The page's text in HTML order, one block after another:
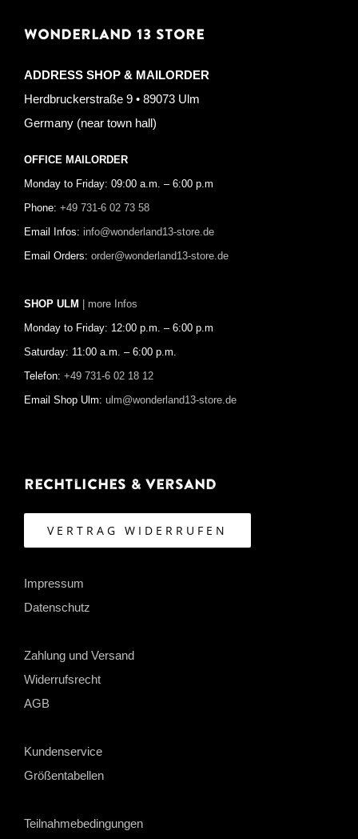
WONDERLAND 13 STORE
ADDRESS SHOP & MAILORDER
Herdbruckerstraße 9 • 89073 Ulm
Germany (near town hall)
OFFICE MAILORDER
Monday to Friday: 09:00 a.m. – 6:00 p.m
Phone: +49 731-6 02 73 58
Email Infos: info@wonderland13-store.de
Email Orders: order@wonderland13-store.de
SHOP ULM | more Infos
Monday to Friday: 12:00 p.m. – 6:00 p.m
Saturday: 11:00 a.m. – 6:00 p.m.
Telefon: +49 731-6 02 18 12
Email Shop Ulm: ulm@wonderland13-store.de
Rechtliches & Versand
VERTRAG WIDERRUFEN
Impressum
Datenschutz
Zahlung und Versand
Widerrufsrecht
AGB
Kundenservice
Größentabellen
Teilnahmebedingungen